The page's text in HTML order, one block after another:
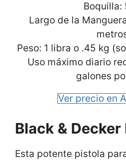
Boquilla:
Largo de la
Peso: 1 libra o .45 kg
Uso máximo diario
galones
Ver precio en
Black & Decker
Esta potente pistola